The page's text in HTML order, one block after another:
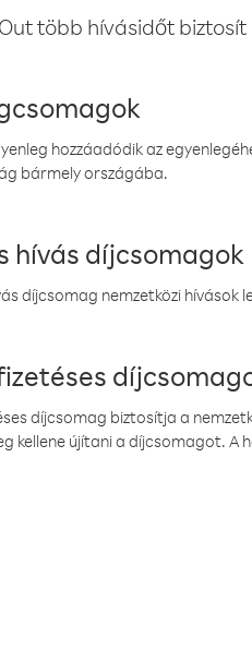
több hívásidőt
hozzáadódik az
bármely országába.
hívás díjcsomagok
díjcsomag nemzetközi
díjcsomag biztosítja a
kellene újítani a díjcsomagot. A